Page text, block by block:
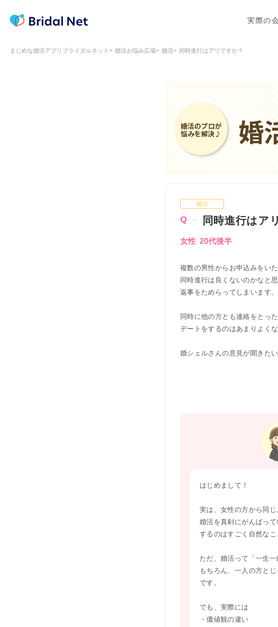
実際の
まじめな婚活アプリブライダルネット 婚活お悩み広場 婚活 同時進行はアリですか？
婚
婚活
同時進行はア
女性 20代後半
複数の男性からお申込みをい
同時進行は良くないのかなと
返事をためらってしまいます。
同時に他の方とも連絡をとっ
デートをするのはあまりよく
婚シェルさんの意見が聞きたい
はじめまして！
実は、女性の方から同
婚活を真剣にがんばっ
するのはすごく自然な
ただ、婚活って「一生
もちろん、一人の方と
です。
でも、実際には
・価値観の違い